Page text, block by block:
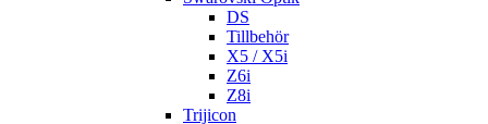
DS
Tillbehör
X5 / X5i
Z6i
Z8i
Trijicon